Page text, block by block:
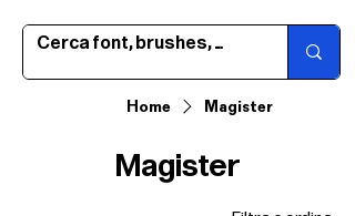
Home Magister
Magister